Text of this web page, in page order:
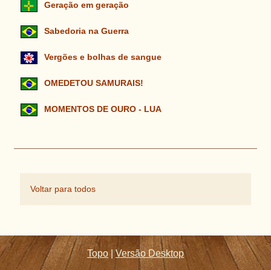
Geração em geração
Sabedoria na Guerra
Vergões e bolhas de sangue
OMEDETOU SAMURAIS!
MOMENTOS DE OURO - LUA
Voltar para todos
Topo |Versão Desktop